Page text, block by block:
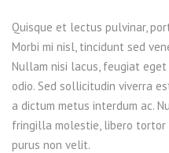
Quisque et lectus pulvinar,
Morbi mi nisl, tincidunt sed
Nullam nisi lacus, feugiat
odio. Sed sollicitudin viverra
a dictum metus interdum ac.
fringilla molestie, libero tortor
purus non velit.